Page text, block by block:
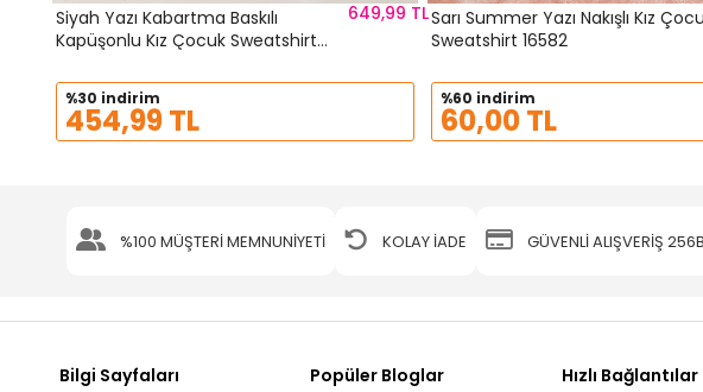
Siyah Yazı Kabartma Baskılı
Kapüşonlu Kız Çocuk Sweatshirt
649,99 TL
%30 indirim
454,99 TL
Sarı Summer Yazı Nakışlı Kız
Sweatshirt 16582
%60 indirim
60,00 TL
%100 MÜŞTERİ MEMNUNİYETİ KOLAY İADE GÜVENLİ ALIŞVERİŞ
Bilgi Sayfaları
Popüler Bloglar
Hızlı Bağlantılar